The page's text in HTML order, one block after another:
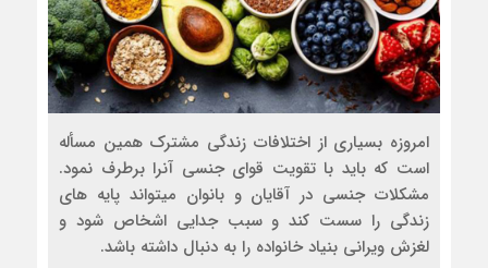
امروزه بسياري از اختلافات زندگی مشترک همین مسأله
است که باید با تقویت قوای جنسی آنرا برطرف نمود.
مشکلات جنسی در آقایان و بانوان میتواند پایه های
زندگی را سست کند و سبب جدایی اشخاص شود و
لغزش ویرانی بنیاد خانواده را به دنبال داشته باشد.